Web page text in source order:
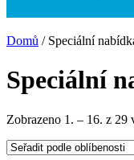
Domů / Speciální
Speciální
Zobrazeno 1. – 16. z 29